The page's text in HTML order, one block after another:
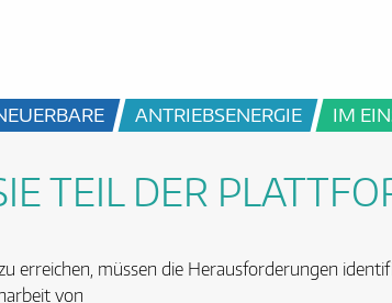
ANTRIEBSENERGIE IM
TEIL DER
erreichen, müssen die Herausforderungen
von